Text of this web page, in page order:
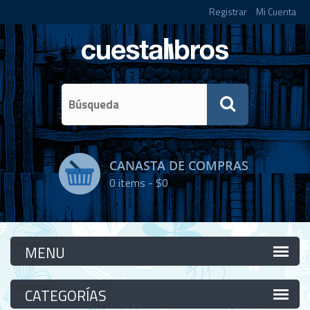
Registrar Mi Cuenta
CANASTA DE COMPRAS
0items -$0
Categorías
Categorías